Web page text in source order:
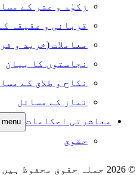
زکوٰۃ و عشر کے
قربانی و عقیقہ
معاملات (خرید و
نجاستوں کا بیان
نکاح و طلاق کے
نماز کے مسائل
معاشرتی احکامات
حقوق
© 2026 جملہ حقوق محفوظ ہیں